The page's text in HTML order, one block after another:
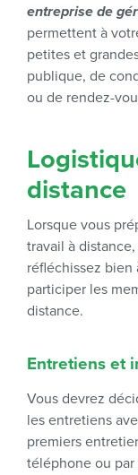
entreprise de
permettent à
petites et
publique, de
ou de rendez-
distance
Lorsque vous
travail à
réfléchissez bien
participer les
distance.
Entretiens et
Vous devrez
les entretiens
premiers
téléphone ou